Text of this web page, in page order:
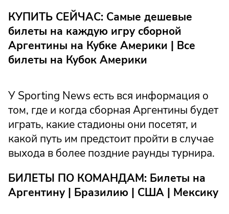
КУПИТЬ СЕЙЧАС: Самые дешевые
билеты на каждую игру сборной
Аргентины на Кубке Америки | Все
билеты на Кубок Америки
У Sporting News есть вся информация о
том, где и когда сборная Аргентины будет
играть, какие стадионы они посетят, и
какой путь им предстоит пройти в случае
выхода в более поздние раунды турнира.
БИЛЕТЫ ПО КОМАНДАМ: Билеты на
Аргентину | Бразилию | США | Мексику